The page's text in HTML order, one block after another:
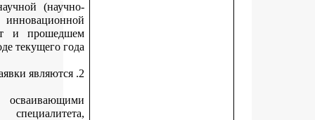
достигнувшим значимых результатов в сфере научной
исследовательской), научно-технической или
деятельности в течение двух предыдущих лет и
студентами (курсантами) – лицами,
образовательные программы бакалавриата,